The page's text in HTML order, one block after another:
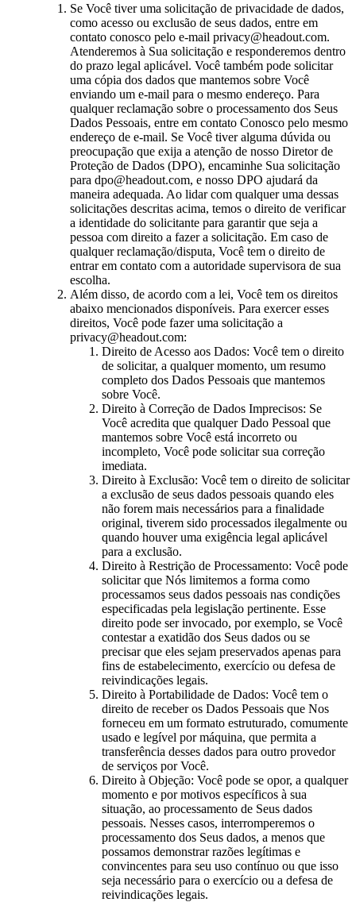
Se Você tiver uma solicitação de privacidade de dados,
como acesso ou exclusão de seus dados, entre em
contato conosco pelo e-mail privacy@headout.com.
Atenderemos à Sua solicitação e responderemos dentro
do prazo legal aplicável. Você também pode solicitar
uma cópia dos dados que mantemos sobre Você
enviando um e-mail para o mesmo endereço. Para
qualquer reclamação sobre o processamento dos Seus
Dados Pessoais, entre em contato Conosco pelo mesmo
endereço de e-mail. Se Você tiver alguma dúvida ou
preocupação que exija a atenção de nosso Diretor de
Proteção de Dados (DPO), encaminhe Sua solicitação
para dpo@headout.com, e nosso DPO ajudará da
maneira adequada. Ao lidar com qualquer uma dessas
solicitações descritas acima, temos o direito de verificar
a identidade do solicitante para garantir que seja a
pessoa com direito a fazer a solicitação. Em caso de
qualquer reclamação/disputa, Você tem o direito de
entrar em contato com a autoridade supervisora de sua
escolha.
Além disso, de acordo com a lei, Você tem os direitos
abaixo mencionados disponíveis. Para exercer esses
direitos, Você pode fazer uma solicitação a
privacy@headout.com:
Direito de Acesso aos Dados: Você tem o direito
de solicitar, a qualquer momento, um resumo
completo dos Dados Pessoais que mantemos
sobre Você.
Direito à Correção de Dados Imprecisos: Se
Você acredita que qualquer Dado Pessoal que
mantemos sobre Você está incorreto ou
incompleto, Você pode solicitar sua correção
imediata.
Direito à Exclusão: Você tem o direito de solicitar
a exclusão de seus dados pessoais quando eles
não forem mais necessários para a finalidade
original, tiverem sido processados ilegalmente ou
quando houver uma exigência legal aplicável
para a exclusão.
Direito à Restrição de Processamento: Você pode
solicitar que Nós limitemos a forma como
processamos seus dados pessoais nas condições
especificadas pela legislação pertinente. Esse
direito pode ser invocado, por exemplo, se Você
contestar a exatidão dos Seus dados ou se
precisar que eles sejam preservados apenas para
fins de estabelecimento, exercício ou defesa de
reivindicações legais.
Direito à Portabilidade de Dados: Você tem o
direito de receber os Dados Pessoais que Nos
forneceu em um formato estruturado, comumente
usado e legível por máquina, que permita a
transferência desses dados para outro provedor
de serviços por Você.
Direito à Objeção: Você pode se opor, a qualquer
momento e por motivos específicos à sua
situação, ao processamento de Seus dados
pessoais. Nesses casos, interromperemos o
processamento dos Seus dados, a menos que
possamos demonstrar razões legítimas e
convincentes para seu uso contínuo ou que isso
seja necessário para o exercício ou a defesa de
reivindicações legais.